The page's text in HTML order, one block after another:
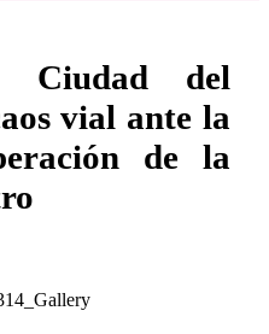
Ciudad del
vial ante la
de la